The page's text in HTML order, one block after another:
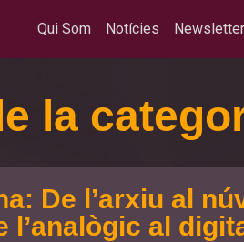
Qui Som Notícies Newsletter
la
De l’arxiu al
l’analògic al